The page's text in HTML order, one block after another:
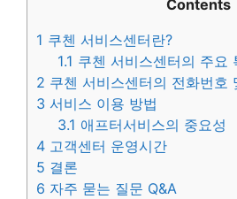
Contents
1 쿠첸 서비스센터란?
1.1 쿠첸 서비스센터의 주요
2 쿠첸 서비스센터의 전화번호
3 서비스 이용 방법
3.1 애프터서비스의 중요성
4 고객센터 운영시간
5 결론
6 자주 묻는 질문 Q&A